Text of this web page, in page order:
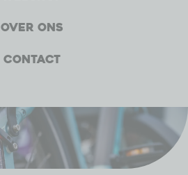
Over ons
Contact